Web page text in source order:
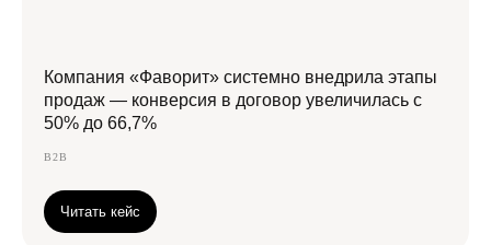
Компания «Фаворит» системно внедрила этапы
продаж — конверсия в договор увеличилась с
50% до 66,7%
B2B
Читать кейс